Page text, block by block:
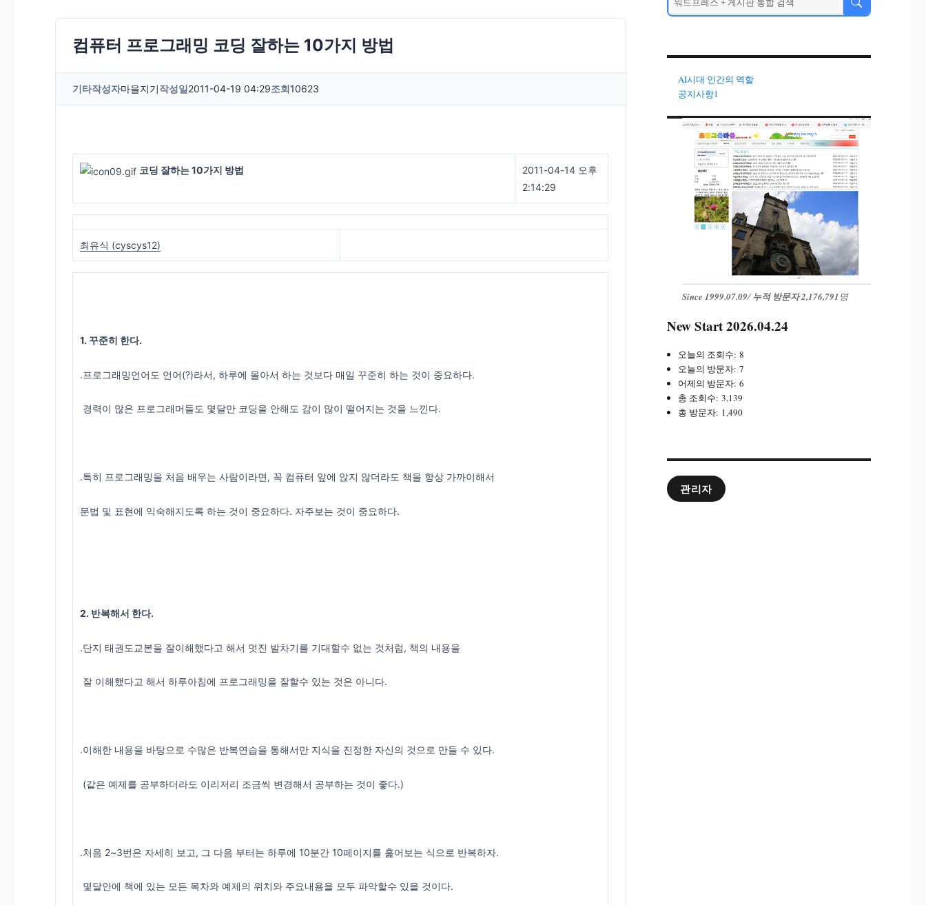
컴퓨터 프로그래밍 코딩 잘하는 10가지 방법
기타작성자마을지기작성일2011-04-19 04:29조회10623
코딩 잘하는 10가지 방법
2011-04-14 오후
2:14:29
최유식 (cyscys12)
1. 꾸준히 한다.
.프로그래밍언어도 언어(?)라서, 하루에 몰아서 하는 것보다 매일 꾸준히 하는 것이 중요하다.
경력이 많은 프로그래머들도 몇달만 코딩을 안해도 감이 많이 떨어지는 것을 느낀다.
.특히 프로그래밍을 처음 배우는 사람이라면, 꼭 컴퓨터 앞에 앉지 않더라도 책을 항상 가까이해서
문법 및 표현에 익숙해지도록 하는 것이 중요하다. 자주보는 것이 중요하다.
2. 반복해서 한다.
.단지 태권도교본을 잘이해했다고 해서 멋진 발차기를 기대할수 없는 것처럼, 책의 내용을
잘 이해했다고 해서 하루아침에 프로그래밍을 잘할수 있는 것은 아니다.
.이해한 내용을 바탕으로 수많은 반복연습을 통해서만 지식을 진정한 자신의 것으로 만들 수 있다.
(같은 예제를 공부하더라도 이리저리 조금씩 변경해서 공부하는 것이 좋다.)
.처음 2~3번은 자세히 보고, 그 다음 부터는 하루에 10분간 10페이지를 훑어보는 식으로 반복하자.
몇달안에 책에 있는 모든 목차와 예제의 위치와 주요내용을 모두 파악할수 있을 것이다.
AI시대 인간의 역할
공지사항1
Since 1999.07.09/누적 방문자 2,176,791명
New Start 2026.04.24
오늘의 조회수:8
오늘의 방문자:7
어제의 방문자:6
총 조회수:3,139
총 방문자: 1,490
관리자